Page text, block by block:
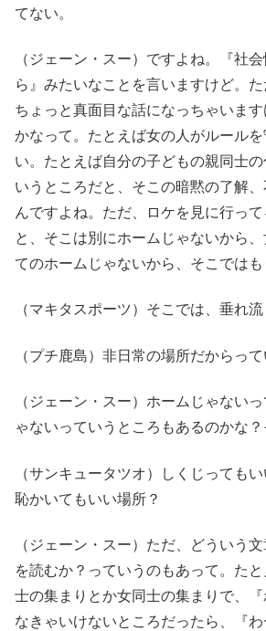
てない。
（ジェーン・スー）ですよね。『社
ら』みたいなことを言いますけど。た
ちょっと真面目な話になっちゃいま
かなって。たとえば女の人がルール
い。たとえば自分の子どもの親同士
いうところだと、そこの暗黙の了解
んですよね。ただ、ロケを見に行っ
と、そこは別にホームじゃないから
てのホームじゃないから、そこではも
（マキタスポーツ）そこでは、垂れ流
（プチ鹿島）非日常の場所だからって
（ジェーン・スー）ホームじゃない
ゃないっていうところもあるのかな？
（サンキュータツオ）しくじっても
恥かいてもいい場所？
（ジェーン・スー）ただ、どういう
を読むか？っていうのもあって。た
士の集まりとか女同士の集まりで、
なきゃいけないところだったら、『